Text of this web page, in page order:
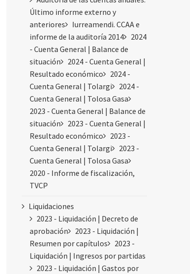
Último informe externo y
anteriores
Iurreamendi. CCAA e
informe de la auditoría 2014
2024
- Cuenta General | Balance de
situación
2024 - Cuenta General |
Resultado económico
2024 -
Cuenta General | Tolargi
2024 -
Cuenta General | Tolosa Gasa
2023 - Cuenta General | Balance de
situación
2023 - Cuenta General |
Resultado económico
2023 -
Cuenta General | Tolargi
2023 -
Cuenta General | Tolosa Gasa
2020 - Informe de fiscalización,
TVCP
Liquidaciones
2023 - Liquidación | Decreto de
aprobación
2023 - Liquidación |
Resumen por capítulos
2023 -
Liquidación | Ingresos por partidas
2023 - Liquidación | Gastos por